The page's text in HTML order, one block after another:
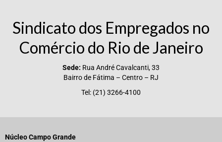
Sindicato dos Empregados no
Comércio do Rio de Janeiro
Sede: Rua André Cavalcanti, 33
Bairro de Fátima – Centro – RJ
Tel: (21) 3266-4100
Núcleo Campo Grande